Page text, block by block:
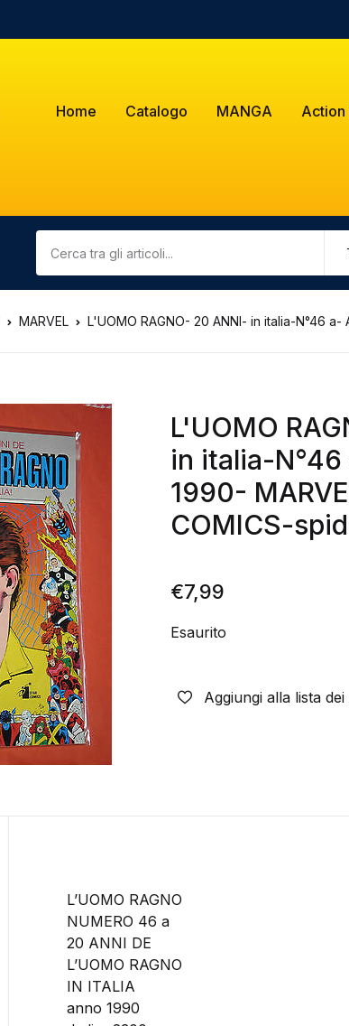
Home Catalogo MANGA Action
MARVEL L'UOMO RAGNO- 20 ANNI- in italia-N°46 a-
L'UOMO
in italia-N°46
1990-
COMICS-
€7,99
Esaurito
Aggiungi alla lista dei
L’UOMO RAGNO
NUMERO 46 a
20 ANNI DE
L’UOMO RAGNO
IN ITALIA
anno 1990